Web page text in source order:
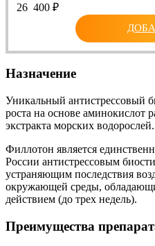
26 400 ₽
Назначение
Уникальный антистрессовый
роста на основе аминокислот
экстракта морских водорослей.
Филлотон является
России антистрессовым
устраняющим последствия
окружающей среды,
действием (до трех недель).
Преимущества